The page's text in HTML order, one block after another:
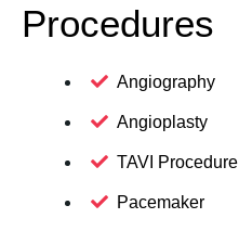
Procedures
Angiography
Angioplasty
TAVI Procedure
Pacemaker